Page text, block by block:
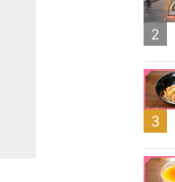
2
3